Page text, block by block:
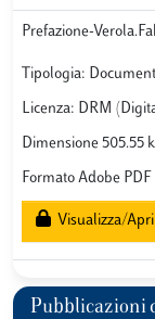
Prefazione-
Tipologia:
Licenza: DRM
Dimensione 505.55
Formato Adobe PDF
Visualizza/Apri
Pubblicazioni